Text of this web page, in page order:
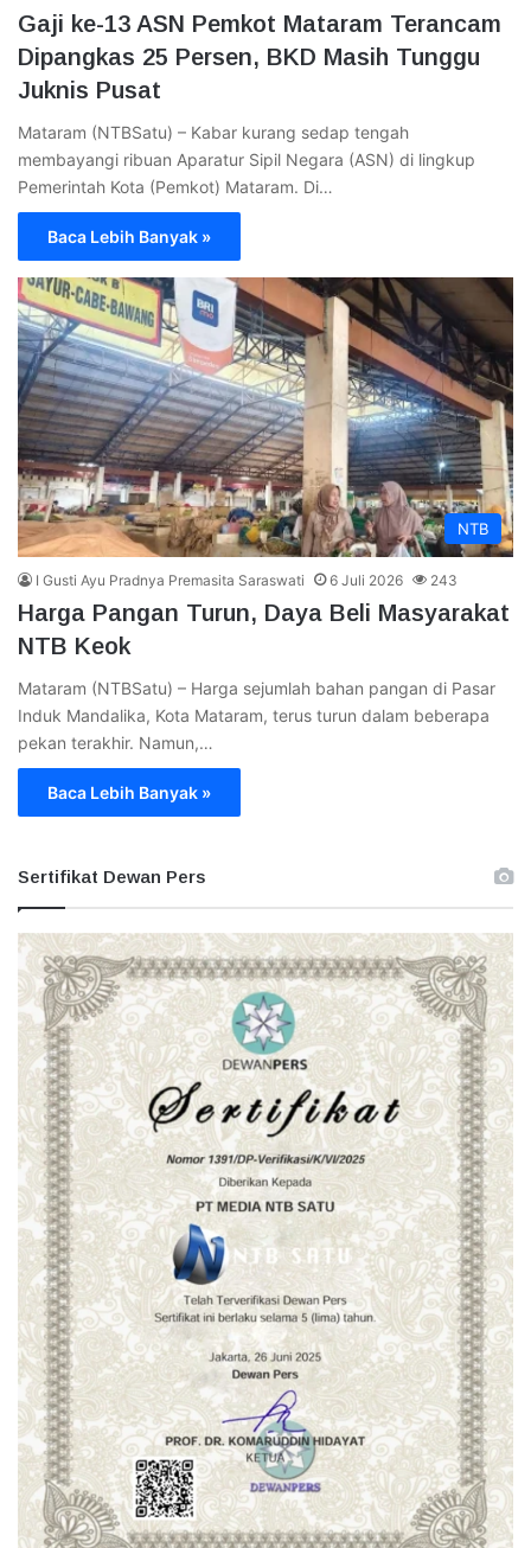
Gaji ke-13 ASN Pemkot Mataram Terancam
Dipangkas 25 Persen, BKD Masih Tunggu
Juknis Pusat
Mataram (NTBSatu) – Kabar kurang sedap tengah
membayangi ribuan Aparatur Sipil Negara (ASN) di lingkup
Pemerintah Kota (Pemkot) Mataram. Di…
Baca Lebih Banyak »
NTB
I Gusti Ayu Pradnya Premasita Saraswati 6 Juli 2026 243
Harga Pangan Turun, Daya Beli Masyarakat
NTB Keok
Mataram (NTBSatu) – Harga sejumlah bahan pangan di Pasar
Induk Mandalika, Kota Mataram, terus turun dalam beberapa
pekan terakhir. Namun,…
Baca Lebih Banyak »
Sertifikat Dewan Pers